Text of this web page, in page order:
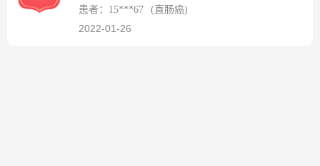
调整下来，趋于稳定，为后续的治疗和生活质
量提供了重要的保障，病人的心情好了免疫力
患者：15***67 (直肠癌)
2022-01-26